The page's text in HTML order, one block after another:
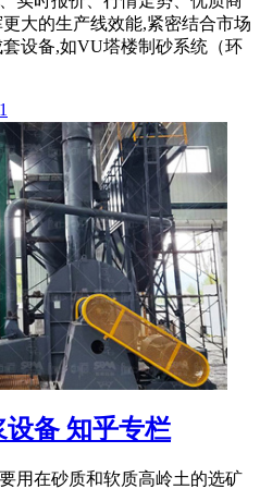
大的生产线效能,紧密结合市场
设备,如VU塔楼制砂系统（环
备 知乎专栏
用在砂质和软质高岭土的选矿